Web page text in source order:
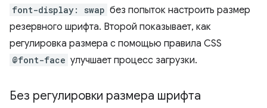
font-display: swap без попыток настроить размер
резервного шрифта. Второй показывает, как
регулировка размера с помощью правила CSS
@font-face улучшает процесс загрузки.
Без регулировки размера шрифта